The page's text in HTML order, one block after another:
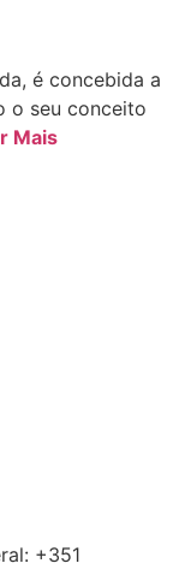
é concebida a
o seu conceito
Mais
+351